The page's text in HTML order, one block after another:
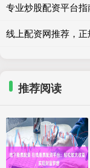
专业炒股配资平台指
线上配资网推荐，
推荐阅读